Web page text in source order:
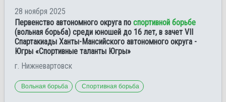
28 ноября 2025
Первенство автономного округа по спортивной борьбе
(вольная борьба) среди юношей до 16 лет, в зачет VII
Спартакиады Ханты-Мансийского автономного округа -
Югры «Спортивные таланты Югры»
г. Нижневартовск
Вольная борьба Спортивная борьба